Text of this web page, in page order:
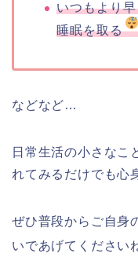
いつもより
睡眠を取る
などなど…
日常生活の小さなこ
れてみるだけでも心
ぜひ普段からご自身
いであげてください